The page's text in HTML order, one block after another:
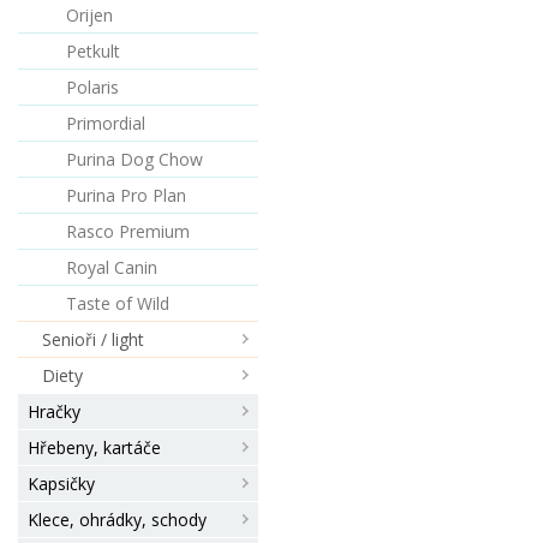
Orijen
Petkult
Polaris
Primordial
Purina Dog Chow
Purina Pro Plan
Rasco Premium
Royal Canin
Taste of Wild
Senioři / light
Diety
Hračky
Hřebeny, kartáče
Kapsičky
Klece, ohrádky, schody